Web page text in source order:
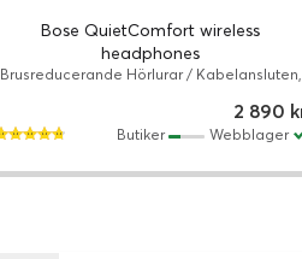
Bose QuietComfort wireless
headphones
Brusreducerande Hörlurar / Kabelansluten,
2 890
Webblager
Butiker